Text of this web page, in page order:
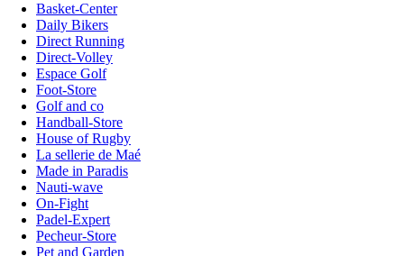
Basket-Center
Daily Bikers
Direct Running
Direct-Volley
Espace Golf
Foot-Store
Golf and co
Handball-Store
House of Rugby
La sellerie de Maé
Made in Paradis
Nauti-wave
On-Fight
Padel-Expert
Pecheur-Store
Pet and Garden